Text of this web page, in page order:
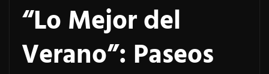
“Lo Mejor del
Verano”: Paseos